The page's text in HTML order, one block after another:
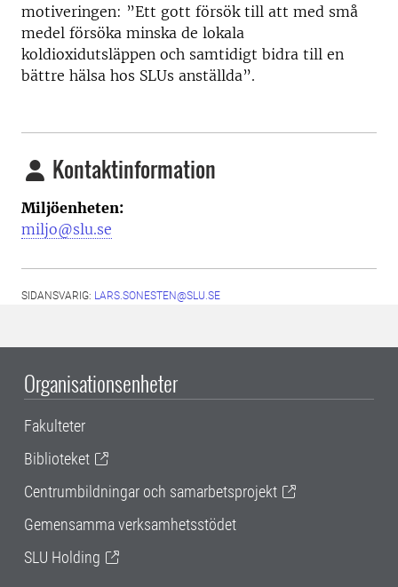
motiveringen: ”Ett gott försök till att med små
medel försöka minska de lokala
koldioxidutsläppen och samtidigt bidra till en
bättre hälsa hos SLUs anställda”.
Kontaktinformation
Miljöenheten:
miljo@slu.se
SIDANSVARIG: LARS.SONESTEN@SLU.SE
Organisationsenheter
Fakulteter
Biblioteket
Centrumbildningar och samarbetsprojekt
Gemensamma verksamhetsstödet
SLU Holding